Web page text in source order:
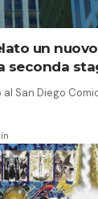
un
seconda
San Diego